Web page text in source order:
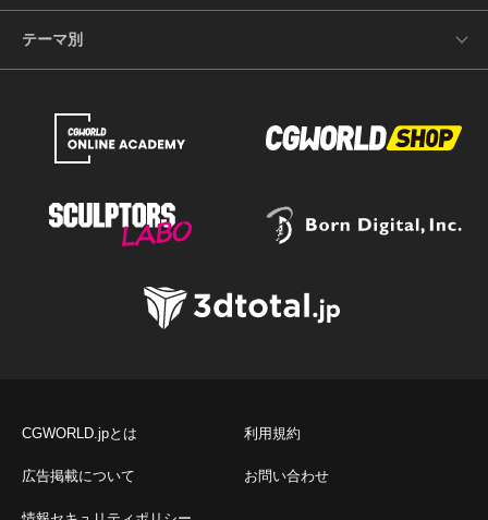
テーマ別
CGWORLD.jpとは 利用規約
広告掲載について お問い合わせ